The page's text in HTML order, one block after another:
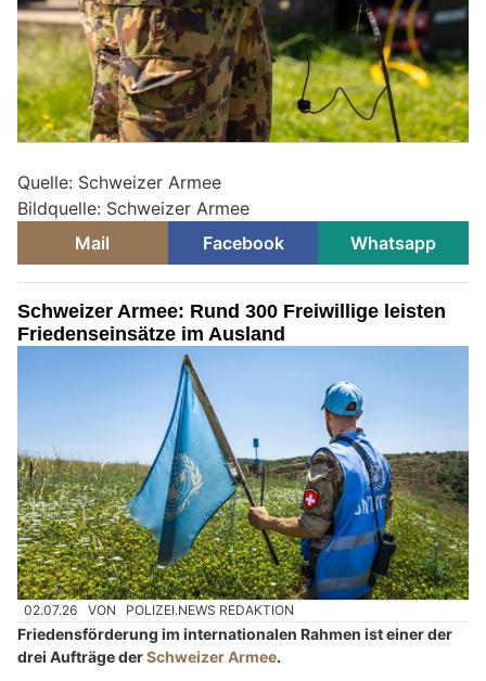
Quelle: Schweizer Armee
Bildquelle: Schweizer Armee
Mail
Facebook Whatsapp
Schweizer Armee: Rund 300 Freiwillige leisten
Friedenseinsätze im Ausland
02.07.26 VON POLIZEI.NEWS REDAKTION
Friedensförderung im internationalen Rahmen ist einer der
drei Aufträge derSchweizer Armee.